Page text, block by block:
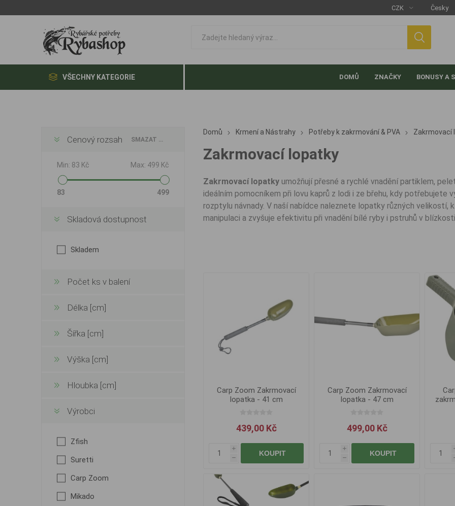
VŠECHNY KATEGORIE DOMŮ ZNAČKY BONUSY A
Domů Krmení a Nástrahy Potřeby k zakrmování & PVA Zakrmovací
Zakrmovací lopatky
Zakrmovací lopatkyumožňují přesné a rychlé vnadění partiklem,
ideálním pomocníkem při lovu kaprů z lodi i ze břehu, kdy
rozptylu návnady. V naší nabídce naleznete lopatky různých velikostí,
manipulaci a zvyšuje efektivitu při vnadění bílé ryby i pstruhů v
Carp Zoom Zakrmovací
lopatka - 41 cm
439,00 Kč
i
h
KOUPIT
Carp Zoom Zakrmovací
lopatka - 47 cm
499,00 Kč
i
h
KOUPIT
SMAZAT VŠE
Cenový rozsah
Min: 83 Kč Max: 499 Kč
83 499
Skladová dostupnost
Skladem
Počet ks v balení
Délka [cm]
Šířka [cm]
Výška [cm]
Hloubka [cm]
Výrobci
Zfish
Suretti
Carp Zoom
Mikado